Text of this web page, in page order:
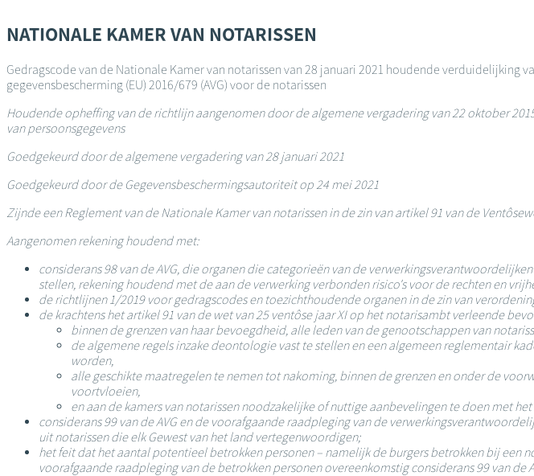
en
naar
inhoud
gaan
NATIONALE KAMER VAN NOTARISSEN
Gedragscode van de Nationale Kamer van notarissen van 28 januari 2021 houdende
gegevensbescherming (EU) 2016/679 (AVG) voor de notarissen
Houdende opheffing van de richtlijn aangenomen door de algemene vergadering van 22 oktober
van persoonsgegevens
Goedgekeurd door de algemene vergadering van 28 januari 2021
Goedgekeurd door de Gegevensbeschermingsautoriteit op 24 mei 2021
Zijnde een Reglement van de Nationale Kamer van notarissen in de zin van artikel 91 van de
Aangenomen rekening houdend met:
considerans 98 van de AVG, die organen die categorieën van de
stellen, rekening houdend met de aan de verwerking verbonden risico's voor de rechten en
de richtlijnen 1/2019 voor gedragscodes en toezichthoudende organen in de zin van
de krachtens het artikel 91 van de wet van 25 ventôse jaar XI op het notarisambt verleende
binnen de grenzen van haar bevoegdheid, alle leden van de genootschappen van
de algemene regels inzake deontologie vast te stellen en een algemeen reglementair
worden,
alle geschikte maatregelen te nemen tot nakoming, binnen de grenzen en onder de
voortvloeien,
en aan de kamers van notarissen noodzakelijke of nuttige aanbevelingen te doen met
considerans 99 van de AVG en de voorafgaande raadpleging van de
uit notarissen die elk Gewest van het land vertegenwoordigen;
het feit dat het aantal potentieel betrokken personen – namelijk de burgers betrokken bij een
voorafgaande raadpleging van de betrokken personen overeenkomstig considerans 99 van de